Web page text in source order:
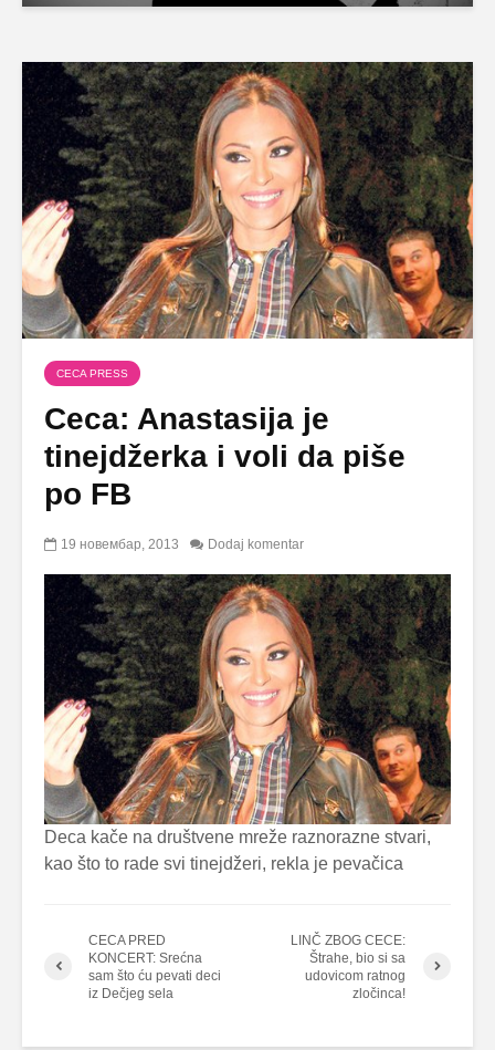
CECA PRESS
Ceca: Anastasija je
tinejdžerka i voli da piše
po FB
19 новембар, 2013 Dodaj komentar
Deca kače na društvene mreže raznorazne stvari,
kao što to rade svi tinejdžeri, rekla je pevačica
CECA PRED
KONCERT: Srećna
sam što ću pevati deci
iz Dečjeg sela
LINČ ZBOG CECE:
Štrahe, bio si sa
udovicom ratnog
zločinca!